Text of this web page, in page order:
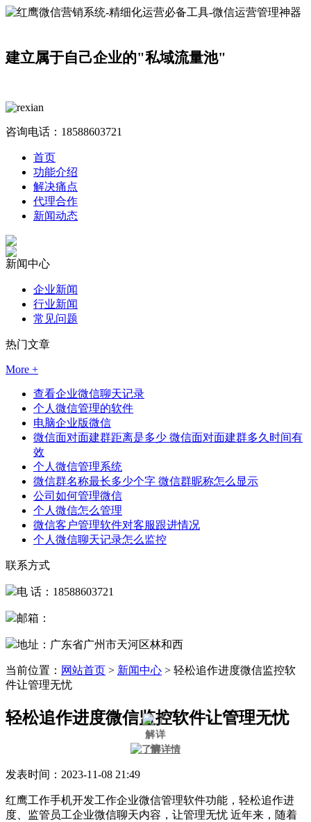
建立属于自己企业的"私域流量池"
咨询电话： 18588603721
首页
功能介绍
解决痛点
代理合作
新闻动态
新闻中心
企业新闻
行业新闻
常见问题
热门文章
More +
查看企业微信聊天记录
个人微信管理的软件
电脑企业版微信
微信面对面建群距离是多少 微信面对面建群多久时间有
效
个人微信管理系统
微信群名称最长多少个字 微信群昵称怎么显示
公司如何管理微信
个人微信怎么管理
微信客户管理软件对客服跟进情况
个人微信聊天记录怎么监控
联系方式
电 话：18588603721
邮箱：
地址：广东省广州市天河区林和西
当前位置： 网站首页 > 新闻中心 > 轻松追作进度微信监控软
件让管理无忧
轻松追作进度微信监控软件让管理无忧
发表时间：2023-11-08 21:49
红鹰工作手机开发工作企业微信管理软件功能，轻松追作进
度、监管员工企业微信聊天内容，让管理无忧 近年来，随着